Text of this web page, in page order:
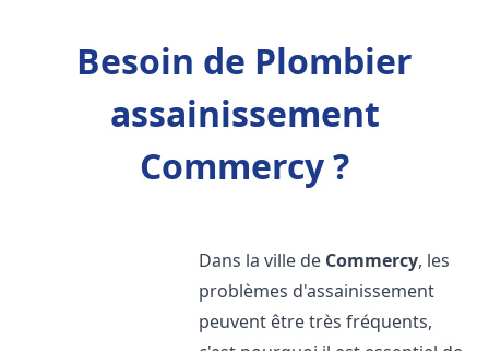
Besoin de Plombier
assainissement
Commercy ?
Dans la ville de Commercy, les
problèmes d'assainissement
peuvent être très fréquents,